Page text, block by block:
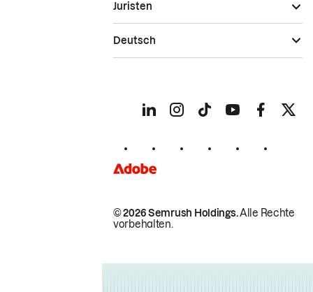
© 2026 Semrush Holdings.Alle Rechte
vorbehalten.
Juristen
Deutsch